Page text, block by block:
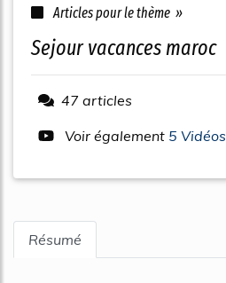
Articles pour le thème »
sejour vacances maroc
47 articles
Voir également 5 Vidéos
Résumé